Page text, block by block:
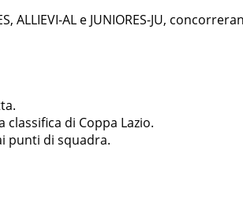
ALLIEVI-AL e JUNIORES-JU,
di Coppa Lazio.
punti di squadra.